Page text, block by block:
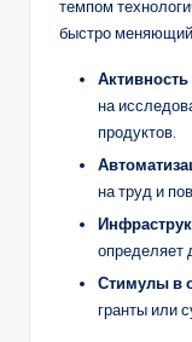
темпом
быстро
на
продуктов.
на труд и
определяет
Стимулы в
гранты или